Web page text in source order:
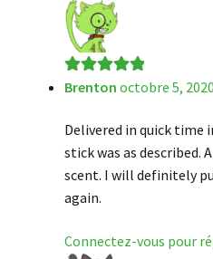
Note5sur 5
Brenton octobre 5,
Delivered in quick time
stick was as described.
scent. I will definitely
again.
Connectez-vous pour